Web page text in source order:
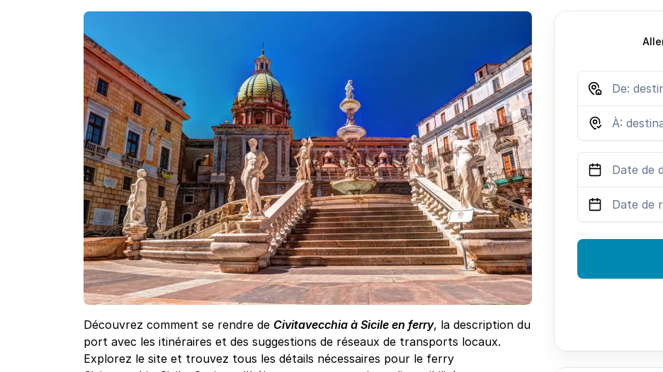
Découvrez comment se rendre de Civitavecchia à Sicile en ferry, la description du
port avec les itinéraires et des suggestions de réseaux de transports locaux.
Explorez le site et trouvez tous les détails nécessaires pour le ferry